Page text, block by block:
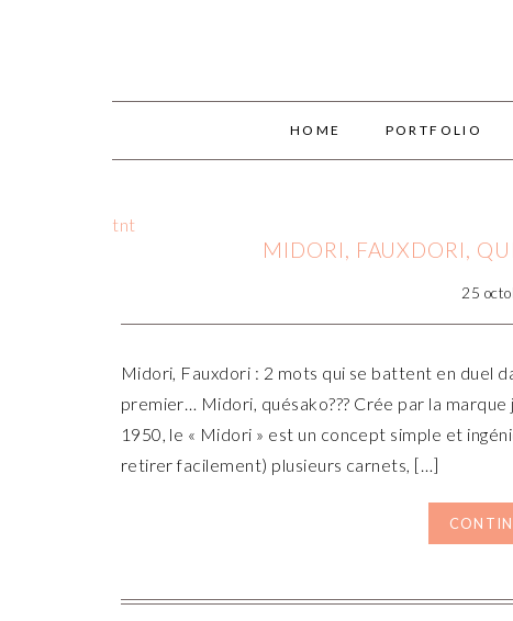
HOME PORTFOLIO
tnt
MIDORI, FAUXDORI,
25
Midori, Fauxdori : 2 mots qui se battent en duel
premier… Midori, quésako??? Crée par la
1950, le « Midori » est un concept simple et
retirer facilement) plusieurs carnets, […]